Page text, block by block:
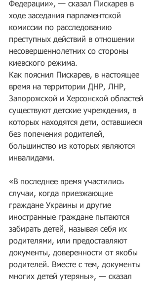
Федерации», — сказал Пискарев в
ходе заседания парламентской
комиссии по расследованию
преступных действий в отношении
несовершеннолетних со стороны
киевского режима.
Как пояснил Пискарев, в настоящее
время на территории ДНР, ЛНР,
Запорожской и Херсонской областей
существуют детские учреждения, в
которых находятся дети, оставшиеся
без попечения родителей,
большинство из которых являются
инвалидами.
«В последнее время участились
случаи, когда приезжающие
граждане Украины и другие
иностранные граждане пытаются
забирать детей, называя себя их
родителями, или предоставляют
документы, доверенности от якобы
родителей. Вместе с тем, документы
многих детей утеряны», — сказал